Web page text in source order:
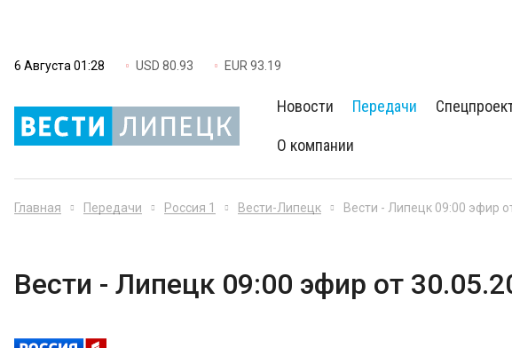
6 Августа 01:28 USD 80.93 EUR 93.19
Новости Передачи
О компании
Главная Передачи Россия 1 Вести-Липецк Вести - Липецк 09:00 эфир
Вести - Липецк 09:00 эфир от